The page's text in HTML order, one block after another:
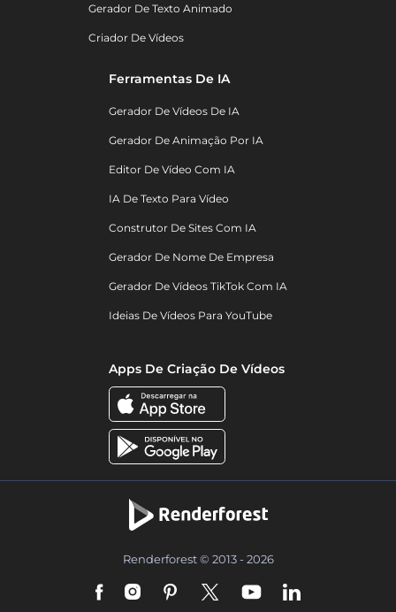
Gerador De Texto Animado
Criador De Vídeos
Ferramentas De IA
Gerador De Vídeos De IA
Gerador De Animação Por IA
Editor De Vídeo Com IA
IA De Texto Para Vídeo
Construtor De Sites Com IA
Gerador De Nome De Empresa
Gerador De Vídeos TikTok Com IA
Ideias De Vídeos Para YouTube
Apps De Criação De Vídeos
Renderforest © 2013 - 2026